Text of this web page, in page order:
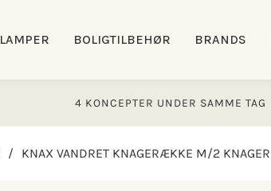
LAMPER BOLIGTILBEHØR BRANDS
4 KONCEPTER UNDER SAMME TAG
/ KNAX VANDRET KNAGERÆKKE M/2 KNAGER